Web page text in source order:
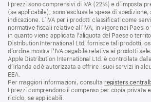
I prezzi sono comprensivi di IVA (22%) e d’imposta
(se applicabile), sono escluse le spese di spedizione,
indicazione. L’IVA per i prodotti classificati come
normative fiscali relative all’IVA, in vigore nei Paesi
in quanto viene applicata l’aliquota del Paese o
Distribution International Ltd. fornisce tali prodotti,
d’ordine mostra l’IVA pagabile relativa ai prodotti
Apple Distribution International Ltd. è controllata
d’Irlanda ed è autorizzata a offrire i suoi servizi in
EEA.
Per maggiori informazioni, consulta
I prezzi comprendono il compenso per copia privata
riciclo, se applicabili.